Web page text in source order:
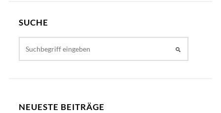
SUCHE
NEUESTE BEITRÄGE